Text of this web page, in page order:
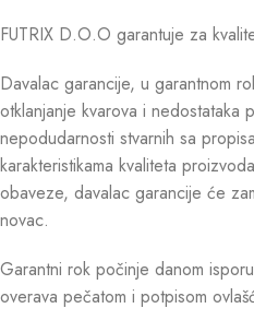
FUTRIX D.O.O garantuje za
Davalac garancije, u garantnom
otklanjanje kvarova i nedostataka
nepodudarnosti stvarnih sa
karakteristikama kvaliteta
obaveze, davalac garancije će
novac.
Garantni rok počinje danom
overava pečatom i potpisom